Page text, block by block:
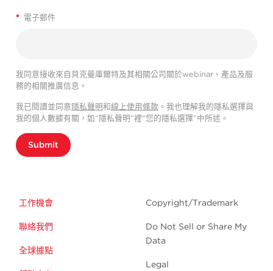
* 電子郵件
我同意接收來自貝克曼庫爾特及其相關公司關於webinar、產品及服
務的相關推廣信息。
我已閱讀並同意隱私聲明和線上使用條款 。我也理解我的隱私選擇與
我的個人數據有關，如“隱私聲明”裡"您的隱私選擇”中所述。
Submit
工作機會
聯絡我們
全球據點
Copyright/Trademark
Do Not Sell or Share My
Data
Legal